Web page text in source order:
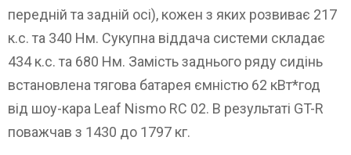
передній та задній осі), кожен з яких розвиває 217
к.с. та 340 Нм. Сукупна віддача системи складає
434 к.с. та 680 Нм. Замість заднього ряду сидінь
встановлена ​​тягова батарея ємністю 62 кВт*год
від шоу-кара Leaf Nismo RC 02. В результаті GT-R
поважчав з 1430 до 1797 кг.